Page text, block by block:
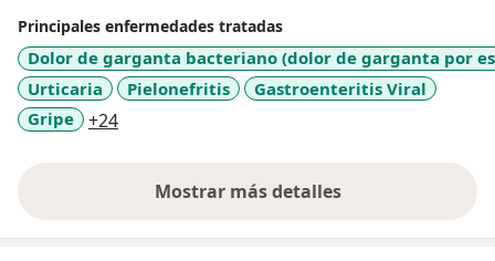
Gran vocacion altruista.
Calidad humana
Empatia y Asertividad.
Le dedico el tiempo que el paciente necesita en la
Principales enfermedades tratadas
Dolor de garganta bacteriano (dolor de garganta por
Urticaria
Pielonefritis
Gastroenteritis Viral
Gripe
+24a11y_sr_more_diseases
Mostrar más detalles
sobre la experiencia